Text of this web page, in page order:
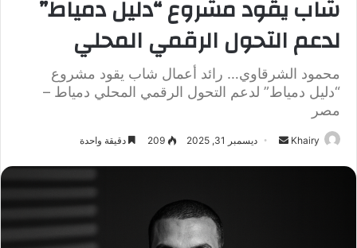
شاب يقود مشروع “دليل دمياط”
لدعم التحول الرقمي المحلي
محمود الشرقاوي… رائد أعمال شاب يقود مشروع
“دليل دمياط” لدعم التحول الرقمي المحلي دمياط –
مصر
Khairy ديسمبر 31, 2025 209 دقيقة واحدة